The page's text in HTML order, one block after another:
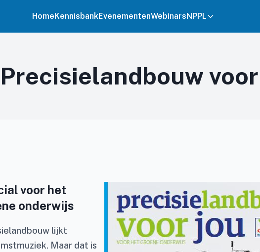
HomeKennisbankEvenementenWebinarsNPPL
Precisielandbouw
voor het
onderwijs
lijkt
Maar dat is